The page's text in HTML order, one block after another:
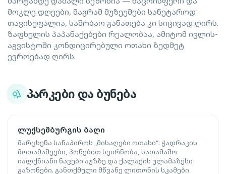
მოკლე დღეები, მაგრამ მუზეუმები სანეტაროდ
თავისუფალია, საშობაო განათება კი სიცივად ღირს.
ზაფხულის პაპანაქებები რეალობაა, ამიტომ ივლის-
აგვისტოში კონდიცირებული ოთახი ზედმეტ
ევროებად ღირს.
პარკები და ბუნება
ლუქსემბურგის ბაღი
მარცხენა სანაპიროს „მისაღები ოთახი“: ჭადრაკის
მოთამაშეები, პონებით სეირნობა, სათამაშო
იალქნიანი ნავები აუზზე და ქალაქის ულამაზესი
გაზონები. განთქმული მწვანე ლითონის სკამები